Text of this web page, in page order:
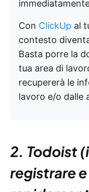
Con ClickUp al
contesto
Basta porre la
tua area di
recupererà le
lavoro e/o dalle
2. Todoist
registrare